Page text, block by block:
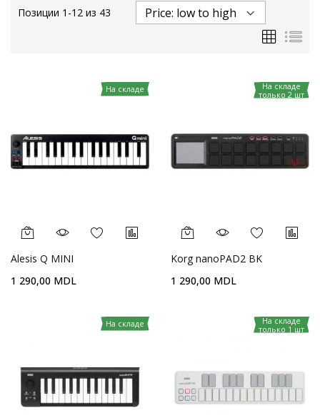
Позиции 1 -12 из 43
Сетка
На складе
Alesis Q MINI
1 290,00 MDL
На складе
только 2 шт
Korg nanoPAD2 BK
1 290,00 MDL
На складе
На складе
только 1 шт